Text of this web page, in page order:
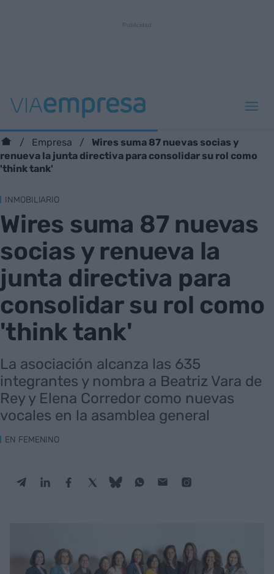
Empresa
Wires suma 87 nuevas socias y
renueva la junta directiva para consolidar su rol como
'think tank'
INMOBILIARIO
Wires suma 87 nuevas
socias y renueva la
junta directiva para
consolidar su rol como
'think tank'
La asociación alcanza las 635
integrantes y nombra a Beatriz Vara de
Rey y Elena Corredor como nuevas
vocales en la asamblea general
EN FEMENINO